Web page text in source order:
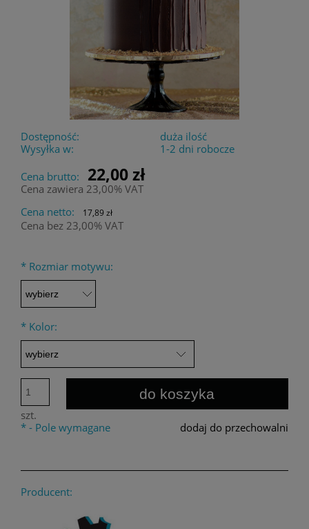
Dostępność:
duża ilość
Wysyłka w:
1-2 dni robocze
Cena brutto:
22,00 zł
Cena zawiera 23,00% VAT
Cena netto:
17,89 zł
Cena bez 23,00% VAT
* Rozmiar motywu:
* Kolor:
szt.
do koszyka
dodaj do przechowalni
* - Pole wymagane
Producent: